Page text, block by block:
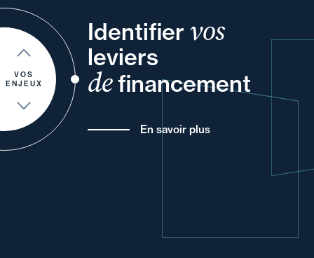
VOS
ENJEUX
Identifier vos
leviers
definancement
En savoir plus
et
et
vos
de
un
votre
pour
ouet
votre